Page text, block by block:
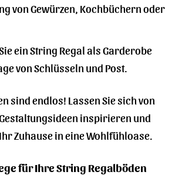
von Gewürzen, Kochbüchern oder
ein String Regal als Garderobe
von Schlüsseln und Post.
sind endlos! Lassen Sie sich von
inspirieren und
Zuhause in eine Wohlfühloase.
für Ihre String Regalböden